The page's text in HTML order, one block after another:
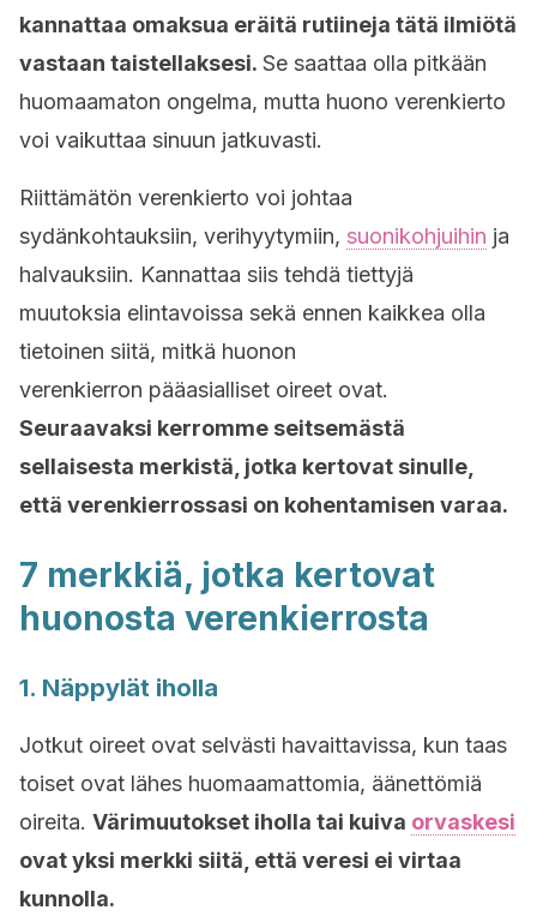
kannattaa omaksua eräitä rutiineja tätä ilmiötä
vastaan taistellaksesi. Se saattaa olla pitkään
huomaamaton ongelma, mutta huono verenkierto
voi vaikuttaa sinuun jatkuvasti.
Riittämätön verenkierto voi johtaa
sydänkohtauksiin, verihyytymiin, suonikohjuihin ja
halvauksiin. Kannattaa siis tehdä tiettyjä
muutoksia elintavoissa sekä ennen kaikkea olla
tietoinen siitä, mitkä huonon
verenkierron pääasialliset oireet ovat.
Seuraavaksi kerromme seitsemästä
sellaisesta merkistä, jotka kertovat sinulle,
että verenkierrossasi on kohentamisen varaa.
7 merkkiä, jotka kertovat
huonosta verenkierrosta
1. Näppylät iholla
Jotkut oireet ovat selvästi havaittavissa, kun taas
toiset ovat lähes huomaamattomia, äänettömiä
oireita. Värimuutokset iholla tai kuiva orvaskesi
ovat yksi merkki siitä, että veresi ei virtaa
kunnolla.